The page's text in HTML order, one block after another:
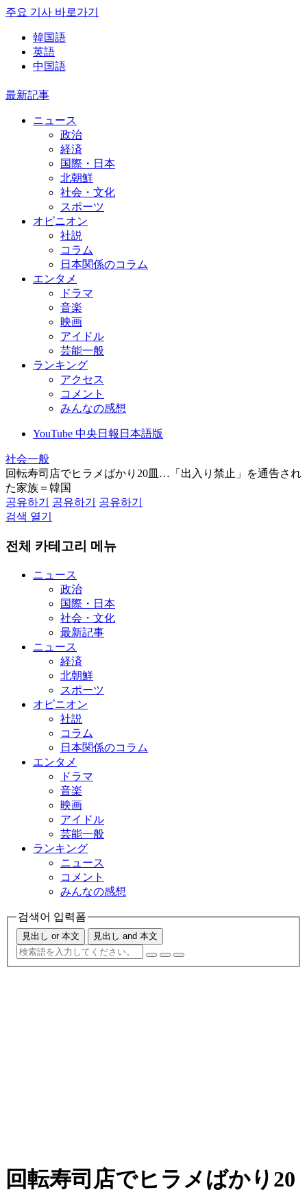
주요 기사 바로가기
韓国語
英語
中国語
最新記事
ニュース
政治
経済
国際・日本
北朝鮮
社会・文化
スポーツ
オピニオン
社説
コラム
日本関係のコラム
エンタメ
ドラマ
音楽
映画
アイドル
芸能一般
ランキング
アクセス
コメント
みんなの感想
YouTube 中央日報日本語版
社会一般
回転寿司店でヒラメばかり20皿…「出入り禁止」を通告され
た家族＝韓国
공유하기
공유하기
공유하기
검색 열기
전체 카테고리 메뉴
ニュース
政治
国際・日本
社会・文化
最新記事
ニュース
経済
北朝鮮
スポーツ
オピニオン
社説
コラム
日本関係のコラム
エンタメ
ドラマ
音楽
映画
アイドル
芸能一般
ランキング
ニュース
コメント
みんなの感想
검색어 입력폼
見出し or 本文 見出し and 本文
回転寿司店でヒラメばかり20